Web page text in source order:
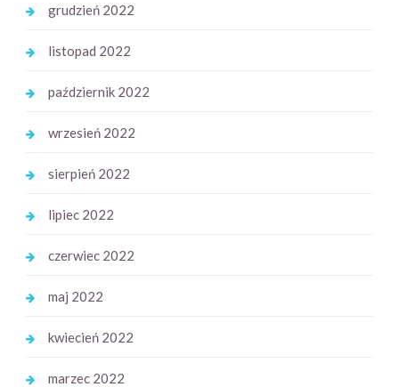
grudzień 2022
listopad 2022
październik 2022
wrzesień 2022
sierpień 2022
lipiec 2022
czerwiec 2022
maj 2022
kwiecień 2022
marzec 2022